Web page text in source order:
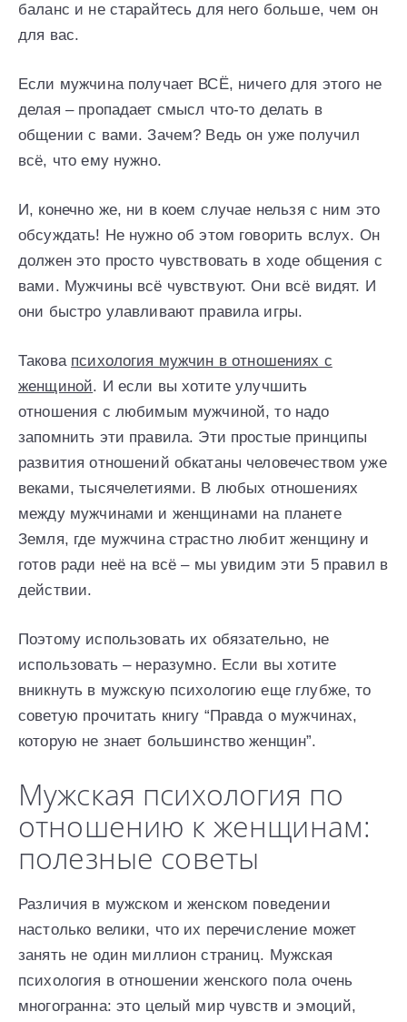
баланс и не старайтесь для него больше, чем он
для вас.
Если мужчина получает ВСЁ, ничего для этого не
делая – пропадает смысл что-то делать в
общении с вами. Зачем? Ведь он уже получил
всё, что ему нужно.
И, конечно же, ни в коем случае нельзя с ним это
обсуждать! Не нужно об этом говорить вслух. Он
должен это просто чувствовать в ходе общения с
вами. Мужчины всё чувствуют. Они всё видят. И
они быстро улавливают правила игры.
Такова психология мужчин в отношениях с
женщиной. И если вы хотите улучшить
отношения с любимым мужчиной, то надо
запомнить эти правила. Эти простые принципы
развития отношений обкатаны человечеством уже
веками, тысячелетиями. В любых отношениях
между мужчинами и женщинами на планете
Земля, где мужчина страстно любит женщину и
готов ради неё на всё – мы увидим эти 5 правил в
действии.
Поэтому использовать их обязательно, не
использовать – неразумно. Если вы хотите
вникнуть в мужскую психологию еще глубже, то
советую прочитать книгу “Правда о мужчинах,
которую не знает большинство женщин”.
Мужская психология по
отношению к женщинам:
полезные советы
Различия в мужском и женском поведении
настолько велики, что их перечисление может
занять не один миллион страниц. Мужская
психология в отношении женского пола очень
многогранна: это целый мир чувств и эмоций,